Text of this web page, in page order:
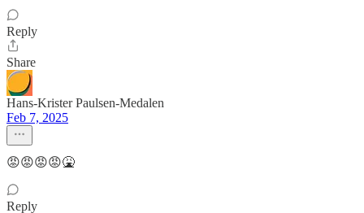
Reply
Share
Hans-Krister Paulsen-Medalen
Feb 7, 2025
😡😡😡😡🤮
Reply